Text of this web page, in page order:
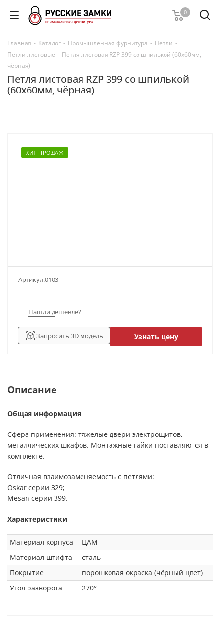
0
Главная - Каталог - Промышленная фурнитура - Петли -
Петли листовые - Петля листовая RZP 399 со шпилькой (60х60мм,
чёрная)
Петля листовая RZP 399 со шпилькой
(60х60мм, чёрная)
ХИТ ПРОДАЖ
Артикул:0103
Нашли дешевле?
Запросить 3D модель Узнать цену
Описание
Общая информация
Сфера применения: тяжелые двери электрощитов,
металлических шкафов. Монтажные гайки поставляются в
комплекте.
Отличная взаимозаменяемость с петлями:
Oskar серии 329;
Mesan серии 399.
Характеристики
Материал корпуса
ЦАМ
Материал штифта
сталь
Покрытие
порошковая окраска (чёрный цвет)
Угол разворота
270°